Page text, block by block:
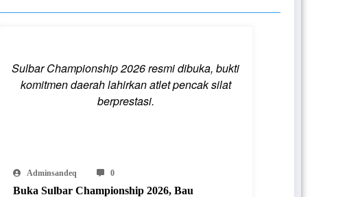
Sulbar Championship 2026 resmi dibuka, bukti
komitmen daerah lahirkan atlet pencak silat
berprestasi.
Adminsandeq 0
Buka Sulbar Championship 2026, Bau